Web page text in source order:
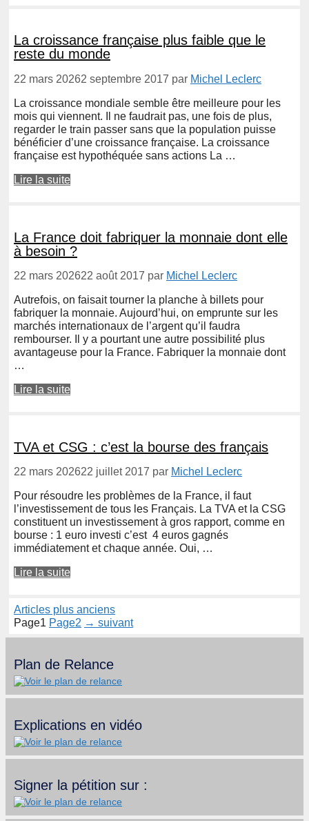
La croissance française plus faible que le
reste du monde
22 mars 20262 septembre 2017 par Michel Leclerc
La croissance mondiale semble être meilleure pour les
mois qui viennent. Il ne faudrait pas, une fois de plus,
regarder le train passer sans que la population puisse
bénéficier d’une croissance française. La croissance
française est hypothéquée sans actions La …
Lire la suite
La France doit fabriquer la monnaie dont elle
à besoin ?
22 mars 202622 août 2017 par Michel Leclerc
Autrefois, on faisait tourner la planche à billets pour
fabriquer la monnaie. Aujourd’hui, on emprunte sur les
marchés internationaux de l’argent qu’il faudra
rembourser. Il y a pourtant une autre possibilité plus
avantageuse pour la France. Fabriquer la monnaie dont
…
Lire la suite
TVA et CSG : c’est la bourse des français
22 mars 202622 juillet 2017 par Michel Leclerc
Pour résoudre les problèmes de la France, il faut
l’investissement de tous les Français. La TVA et la CSG
constituent un investissement à gros rapport, comme en
bourse : 1 euro investi c’est 4 euros gagnés
immédiatement et chaque année. Oui, …
Lire la suite
Articles plus anciens
Page1 Page2 → suivant
Plan de Relance
Explications en vidéo
Signer la pétition sur :